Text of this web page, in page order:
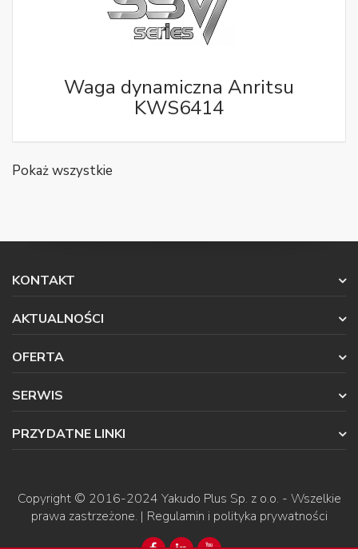
Waga dynamiczna Anritsu
KWS6414
Pokaż wszystkie
KONTAKT
AKTUALNOŚCI
OFERTA
SERWIS
PRZYDATNE LINKI
Copyright © 2016-2024 Yakudo Plus Sp. z o.o. - Wszelkie
prawa zastrzeżone. | Regulamin i polityka prywatności